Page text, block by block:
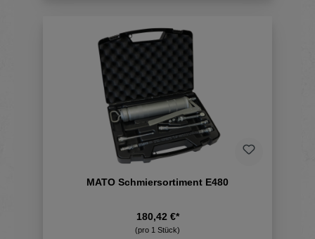
MATO Schmiersortiment E480
180,42 €*
(pro 1 Stück)